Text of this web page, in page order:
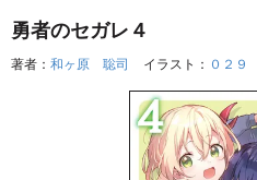
勇者のセガレ４
著者： 和ヶ原 聡司 イラスト： ０２９